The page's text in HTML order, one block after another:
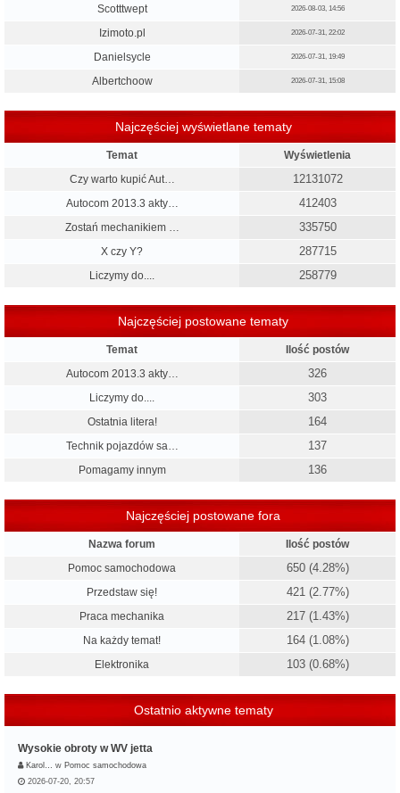
Scotttwept 2026-08-03, 14:56
Izimoto.pl 2026-07-31, 22:02
Danielsycle 2026-07-31, 19:49
Albertchoow 2026-07-31, 15:08
Najczęściej wyświetlane tematy
Temat
Wyświetlenia
Czy warto kupić Aut…
12131072
Autocom 2013.3 akty… 412403
Zostań mechanikiem … 335750
X czy Y? 287715
Liczymy do.... 258779
Najczęściej postowane tematy
Temat
Ilość postów
Autocom 2013.3 akty…
326
Liczymy do.... 303
Ostatnia litera! 164
Technik pojazdów sa… 137
Pomagamy innym 136
Najczęściej postowane fora
Nazwa forum
Ilość postów
Pomoc samochodowa
650 (4.28%)
Przedstaw się! 421 (2.77%)
Praca mechanika 217 (1.43%)
Na każdy temat! 164 (1.08%)
Elektronika 103 (0.68%)
Ostatnio aktywne tematy
Wysokie obroty w WV jetta
Karol… w Pomoc samochodowa
2026-07-20, 20:57